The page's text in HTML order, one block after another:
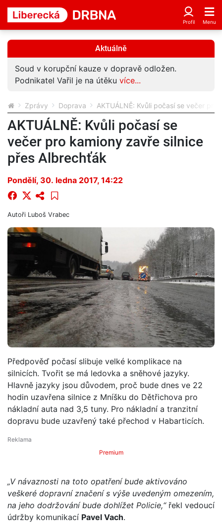
Aktuálně
Soud v korupční kauze v dopravě odložen.
Podnikatel Vařil je na útěku více...
Zprávy Doprava AKTUÁLNĚ: Kvůli počasí se večer
AKTUÁLNĚ: Kvůli počasí se
večer pro kamiony zavře silnice
přes Albrechťák
Pondělí, 30. ledna 2017, 14:22
Autoři Luboš Vrabec
Předpověď počasí slibuje velké komplikace na
silnicích. Tvořit se má ledovka a sněhové jazyky.
Hlavně jazyky jsou důvodem, proč bude dnes ve 22
hodin uzavřena silnice z Mníšku do Dětřichova pro
nákladní auta nad 3,5 tuny. Pro nákladní a tranzitní
dopravu bude uzavřený také přechod v Habarticích.
Premium
„V návaznosti na toto opatření bude aktivováno
veškeré dopravní značení s výše uvedeným omezením,
na jeho dodržování bude dohlížet Policie,“řekl vedoucí
údržby komunikací Pavel Vach.